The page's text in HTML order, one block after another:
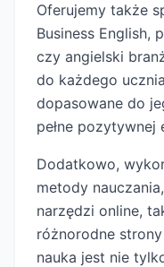
Oferujemy także
Business English,
czy angielski
do każdego
dopasowane do
pełne pozytywnej
Dodatkowo,
metody
narzędzi online,
różnorodne
nauka jest nie